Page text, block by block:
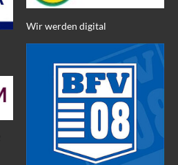
Wir werden digital